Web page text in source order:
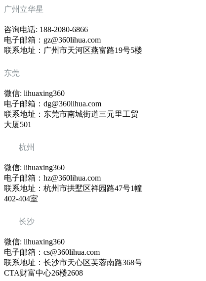
广州立华星
咨询电话: 188-2080-6866
电子邮箱：gz@360lihua.com
联系地址：广州市天河区燕富路19号5楼
东莞
微信: lihuaxing360
电子邮箱：dg@360lihua.com
联系地址：东莞市南城街道三元里工贸
大厦501
杭州
微信: lihuaxing360
电子邮箱：hz@360lihua.com
联系地址：杭州市拱墅区祥园路47号1幢
402-404室
长沙
微信: lihuaxing360
电子邮箱：cs@360lihua.com
联系地址：长沙市天心区芙蓉南路368号
CTA财富中心26楼2608